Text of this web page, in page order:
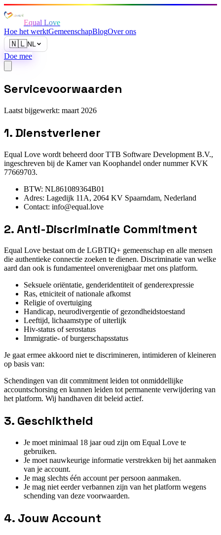
Equal Love
Hoe het werktGemeenschapBlogOver ons
🇳🇱NL
Doe mee
Servicevoorwaarden
Laatst bijgewerkt: maart 2026
1. Dienstverlener
Equal Love wordt beheerd door TTB Software Development B.V.,
ingeschreven bij de Kamer van Koophandel onder nummer KVK
77669703.
BTW: NL861089364B01
Adres: Lagedijk 11A, 2064 KV Spaarndam, Nederland
Contact: info@equal.love
2. Anti-Discriminatie Commitment
Equal Love bestaat om de LGBTIQ+ gemeenschap en alle mensen
die authentieke connectie zoeken te dienen. Discriminatie van welke
aard dan ook is fundamenteel onverenigbaar met ons platform.
Seksuele oriëntatie, genderidentiteit of genderexpressie
Ras, etniciteit of nationale afkomst
Religie of overtuiging
Handicap, neurodivergentie of gezondheidstoestand
Leeftijd, lichaamstype of uiterlijk
Hiv-status of serostatus
Immigratie- of burgerschapsstatus
Je gaat ermee akkoord niet te discrimineren, intimideren of kleineren
op basis van:
Schendingen van dit commitment leiden tot onmiddellijke
accountschorsing en kunnen leiden tot permanente verwijdering van
het platform. Wij handhaven dit beleid actief.
3. Geschiktheid
Je moet minimaal 18 jaar oud zijn om Equal Love te
gebruiken.
Je moet nauwkeurige informatie verstrekken bij het aanmaken
van je account.
Je mag slechts één account per persoon aanmaken.
Je mag niet eerder verbannen zijn van het platform wegens
schending van deze voorwaarden.
4. Jouw Account